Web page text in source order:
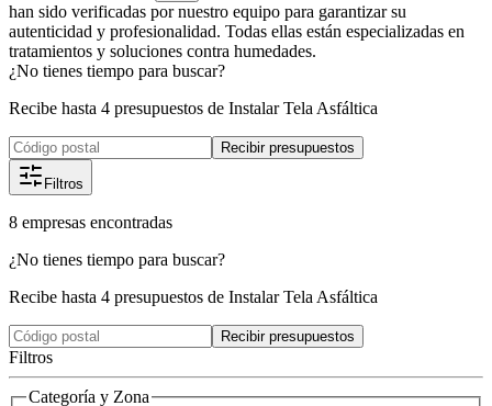
han sido verificadas por nuestro equipo para garantizar su
autenticidad y profesionalidad. Todas ellas están especializadas en
tratamientos y soluciones contra humedades.
¿No tienes tiempo para buscar?
Recibe hasta 4 presupuestos de Instalar Tela Asfáltica
Recibir presupuestos
Filtros
8 empresas encontradas
¿No tienes tiempo para buscar?
Recibe hasta 4 presupuestos de Instalar Tela Asfáltica
Recibir presupuestos
Filtros
Categoría y Zona